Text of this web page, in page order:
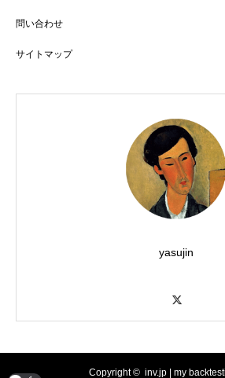
問い合わせ
サイトマップ
yasujin
Copyright © inv.jp | my
We are using cookies to give you the best
Accept Reject